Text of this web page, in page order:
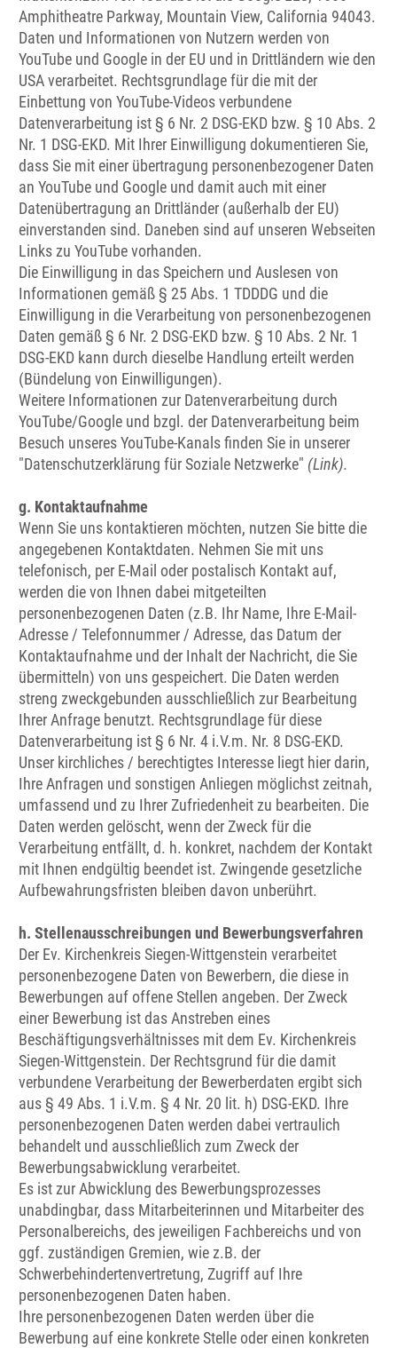
Amphitheatre Parkway, Mountain View, California 94043.
Daten und Informationen von Nutzern werden von
YouTube und Google in der EU und in Drittländern wie den
USA verarbeitet. Rechtsgrundlage für die mit der
Einbettung von YouTube-Videos verbundene
Datenverarbeitung ist § 6 Nr. 2 DSG-EKD bzw. § 10 Abs. 2
Nr. 1 DSG-EKD. Mit Ihrer Einwilligung dokumentieren Sie,
dass Sie mit einer übertragung personenbezogener Daten
an YouTube und Google und damit auch mit einer
Datenübertragung an Drittländer (außerhalb der EU)
einverstanden sind. Daneben sind auf unseren Webseiten
Links zu YouTube vorhanden.
Die Einwilligung in das Speichern und Auslesen von
Informationen gemäß § 25 Abs. 1 TDDDG und die
Einwilligung in die Verarbeitung von personenbezogenen
Daten gemäß § 6 Nr. 2 DSG-EKD bzw. § 10 Abs. 2 Nr. 1
DSG-EKD kann durch dieselbe Handlung erteilt werden
(Bündelung von Einwilligungen).
Weitere Informationen zur Datenverarbeitung durch
YouTube/Google und bzgl. der Datenverarbeitung beim
Besuch unseres YouTube-Kanals finden Sie in unserer
"Datenschutzerklärung für Soziale Netzwerke" (Link).
g. Kontaktaufnahme
Wenn Sie uns kontaktieren möchten, nutzen Sie bitte die
angegebenen Kontaktdaten. Nehmen Sie mit uns
telefonisch, per E-Mail oder postalisch Kontakt auf,
werden die von Ihnen dabei mitgeteilten
personenbezogenen Daten (z.B. Ihr Name, Ihre E-Mail-
Adresse / Telefonnummer / Adresse, das Datum der
Kontaktaufnahme und der Inhalt der Nachricht, die Sie
übermitteln) von uns gespeichert. Die Daten werden
streng zweckgebunden ausschließlich zur Bearbeitung
Ihrer Anfrage benutzt. Rechtsgrundlage für diese
Datenverarbeitung ist § 6 Nr. 4 i.V.m. Nr. 8 DSG-EKD.
Unser kirchliches / berechtigtes Interesse liegt hier darin,
Ihre Anfragen und sonstigen Anliegen möglichst zeitnah,
umfassend und zu Ihrer Zufriedenheit zu bearbeiten. Die
Daten werden gelöscht, wenn der Zweck für die
Verarbeitung entfällt, d. h. konkret, nachdem der Kontakt
mit Ihnen endgültig beendet ist. Zwingende gesetzliche
Aufbewahrungsfristen bleiben davon unberührt.
h. Stellenausschreibungen und Bewerbungsverfahren
Der Ev. Kirchenkreis Siegen-Wittgenstein verarbeitet
personenbezogene Daten von Bewerbern, die diese in
Bewerbungen auf offene Stellen angeben. Der Zweck
einer Bewerbung ist das Anstreben eines
Beschäftigungsverhältnisses mit dem Ev. Kirchenkreis
Siegen-Wittgenstein. Der Rechtsgrund für die damit
verbundene Verarbeitung der Bewerberdaten ergibt sich
aus § 49 Abs. 1 i.V.m. § 4 Nr. 20 lit. h) DSG-EKD. Ihre
personenbezogenen Daten werden dabei vertraulich
behandelt und ausschließlich zum Zweck der
Bewerbungsabwicklung verarbeitet.
Es ist zur Abwicklung des Bewerbungsprozesses
unabdingbar, dass Mitarbeiterinnen und Mitarbeiter des
Personalbereichs, des jeweiligen Fachbereichs und von
ggf. zuständigen Gremien, wie z.B. der
Schwerbehindertenvertretung, Zugriff auf Ihre
personenbezogenen Daten haben.
Ihre personenbezogenen Daten werden über die
Bewerbung auf eine konkrete Stelle oder einen konkreten